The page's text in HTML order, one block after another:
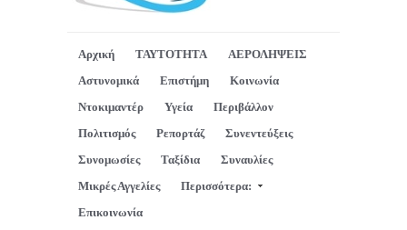
Αρχική ΤΑΥΤΟΤΗΤΑ
ΑΕΡΟΛΗΨΕΙΣ
Αστυνομικά
Επιστήμη
Κοινωνία
Ντοκιμαντέρ
Υγεία
Περιβάλλον
Πολιτισμός
Ρεπορτάζ
Συνεντεύξεις
Συνομωσίες
Ταξίδια
Συναυλίες
Μικρές Αγγελίες
Περισσότερα:
Επικοινωνία